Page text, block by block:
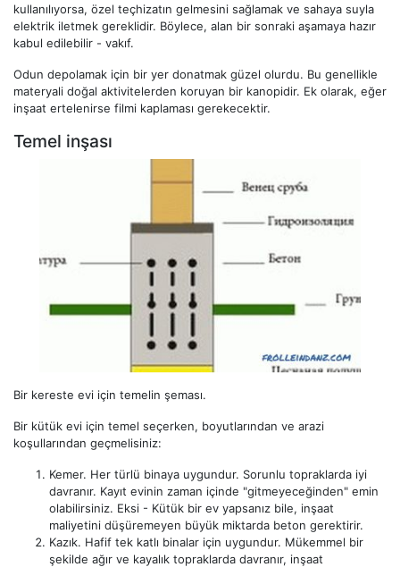
kullanılıyorsa, özel teçhizatın gelmesini sağlamak ve sahaya suyla
elektrik iletmek gereklidir. Böylece, alan bir sonraki aşamaya hazır
kabul edilebilir - vakıf.
Odun depolamak için bir yer donatmak güzel olurdu. Bu genellikle
materyali doğal aktivitelerden koruyan bir kanopidir. Ek olarak, eğer
inşaat ertelenirse filmi kaplaması gerekecektir.
Temel inşası
Bir kereste evi için temelin şeması.
Bir kütük evi için temel seçerken, boyutlarından ve arazi
koşullarından geçmelisiniz:
Kemer. Her türlü binaya uygundur. Sorunlu topraklarda iyi
davranır. Kayıt evinin zaman içinde "gitmeyeceğinden" emin
olabilirsiniz. Eksi - Kütük bir ev yapsanız bile, inşaat
maliyetini düşüremeyen büyük miktarda beton gerektirir.
Kazık. Hafif tek katlı binalar için uygundur. Mükemmel bir
şekilde ağır ve kayalık topraklarda davranır, inşaat